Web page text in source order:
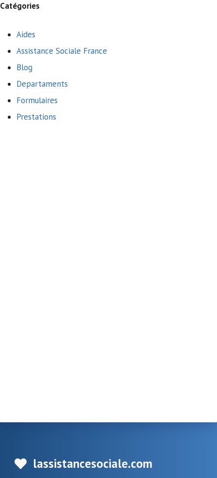
Catégories
Aides
Assistance Sociale France
Blog
Departaments
Formulaires
Prestations
lassistancesociale.com